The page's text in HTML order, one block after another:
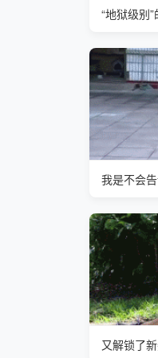
“地狱级别
我是不会
又解锁了